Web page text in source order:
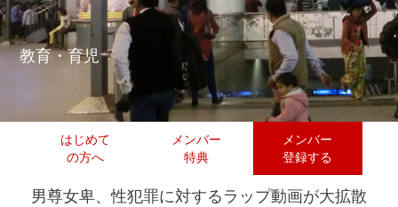
教育・育児
はじめて
の方へ
メンバー
特典
メンバー
登録する
男尊女卑、性犯罪に対するラップ動画が大拡散